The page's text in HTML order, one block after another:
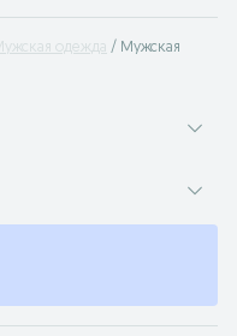
одежда
Мужская